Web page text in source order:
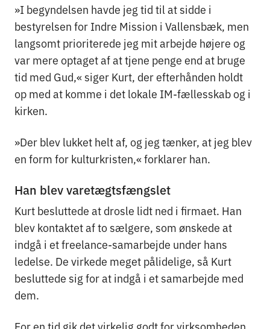
»I begyndelsen havde jeg tid til at sidde i
bestyrelsen for Indre Mission i Vallensbæk, men
langsomt prioriterede jeg mit arbejde højere og
var mere optaget af at tjene penge end at bruge
tid med Gud,« siger Kurt, der efterhånden holdt
op med at komme i det lokale IM-fællesskab og i
kirken.
»Der blev lukket helt af, og jeg tænker, at jeg blev
en form for kulturkristen,« forklarer han.
Han blev varetægtsfængslet
Kurt besluttede at drosle lidt ned i firmaet. Han
blev kontaktet af to sælgere, som ønskede at
indgå i et freelance-samarbejde under hans
ledelse. De virkede meget pålidelige, så Kurt
besluttede sig for at indgå i et samarbejde med
dem.
For en tid gik det virkelig godt for virksomheden,